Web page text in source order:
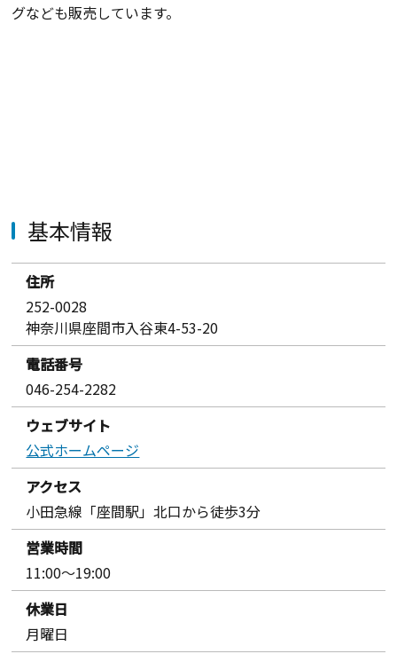
グなども販売しています。
基本情報
住所
252-0028
神奈川県座間市入谷東4-53-20
電話番号
046-254-2282
ウェブサイト
公式ホームページ
アクセス
小田急線「座間駅」北口から徒歩3分
営業時間
11:00〜19:00
休業日
月曜日